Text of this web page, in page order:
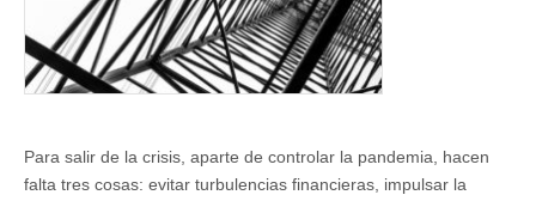
Para salir de la crisis, aparte de controlar la pandemia, hacen
falta tres cosas: evitar turbulencias financieras, impulsar la